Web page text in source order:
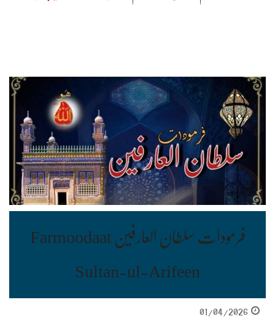
فرمودات سلطان العارفین Farmoodaat
Sultan-ul-Arifeen
01/04/2026